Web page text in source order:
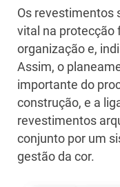
Os revestimentos
vital na protecção
organização e,
Assim, o
importante do
construção, e a
revestimentos
conjunto por um
gestão da cor.